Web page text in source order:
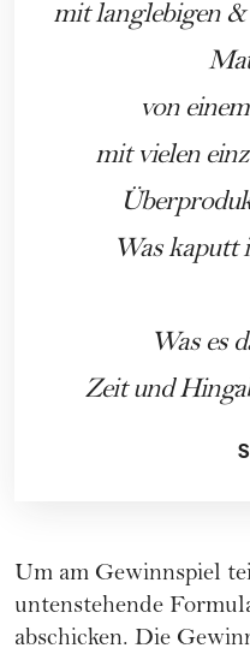
mit langlebigen
von
mit vielen
Was kaputt
Was es
Zeit und
Um am Gewinnspiel
untenstehende
abschicken. Die